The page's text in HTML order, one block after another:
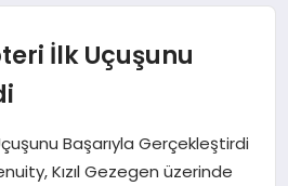
İlk Uçuşunu
Başarıyla Gerçekleştirdi
Kızıl Gezegen üzerinde